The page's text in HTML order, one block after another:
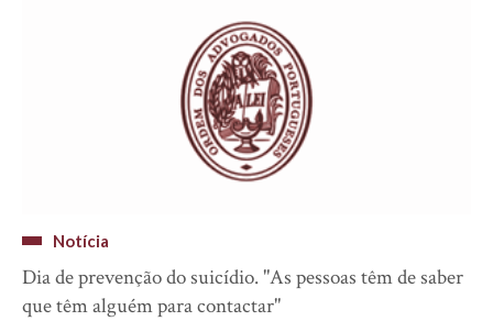
Notícia
Dia de prevenção do suicídio. "As pessoas têm de saber
que têm alguém para contactar"